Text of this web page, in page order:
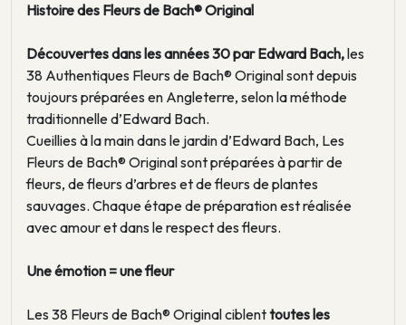
Histoire des Fleurs de Bach® Original
Découvertes dans les années 30 par Edward Bach,les
38 Authentiques Fleurs de Bach® Original sont depuis
toujours préparées en Angleterre, selon la méthode
traditionnelle d’Edward Bach.
Cueillies à la main dans le jardin d’Edward Bach, Les
Fleurs de Bach® Original sont préparées à partir de
fleurs, de fleurs d’arbres et de fleurs de plantes
sauvages. Chaque étape de préparation est réalisée
avec amour et dans le respect des fleurs.
Une émotion = une fleur
Les 38 Fleurs de Bach® Original ciblenttoutes les